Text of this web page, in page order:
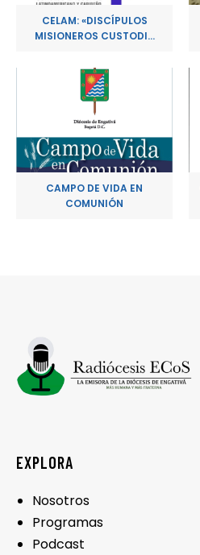
CELAM: «DISCÍPULOS
MISIONEROS CUSTODI...
CAMPO DE VIDA EN
COMUNIÓN
EXPLORA
Nosotros
Programas
Podcast